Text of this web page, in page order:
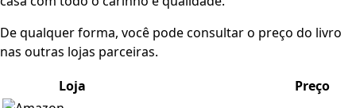
De qualquer forma, você pode consultar o preço do livro
nas outras lojas parceiras.
Loja
Preço